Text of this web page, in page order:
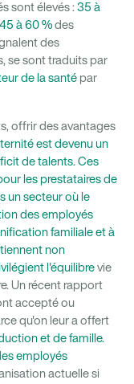
sont élevés :35 à
45 à 60 %des
des
se sont traduits par
de la santé par
offrir des avantages
est devenu un
de talents. Ces
les prestataires de
un secteur où le
des employés
familiale et à
non
l'équilibrevie
Un récent rapport
accepté ou
qu'on leur a offert
et de famille.
employés
actuelle si